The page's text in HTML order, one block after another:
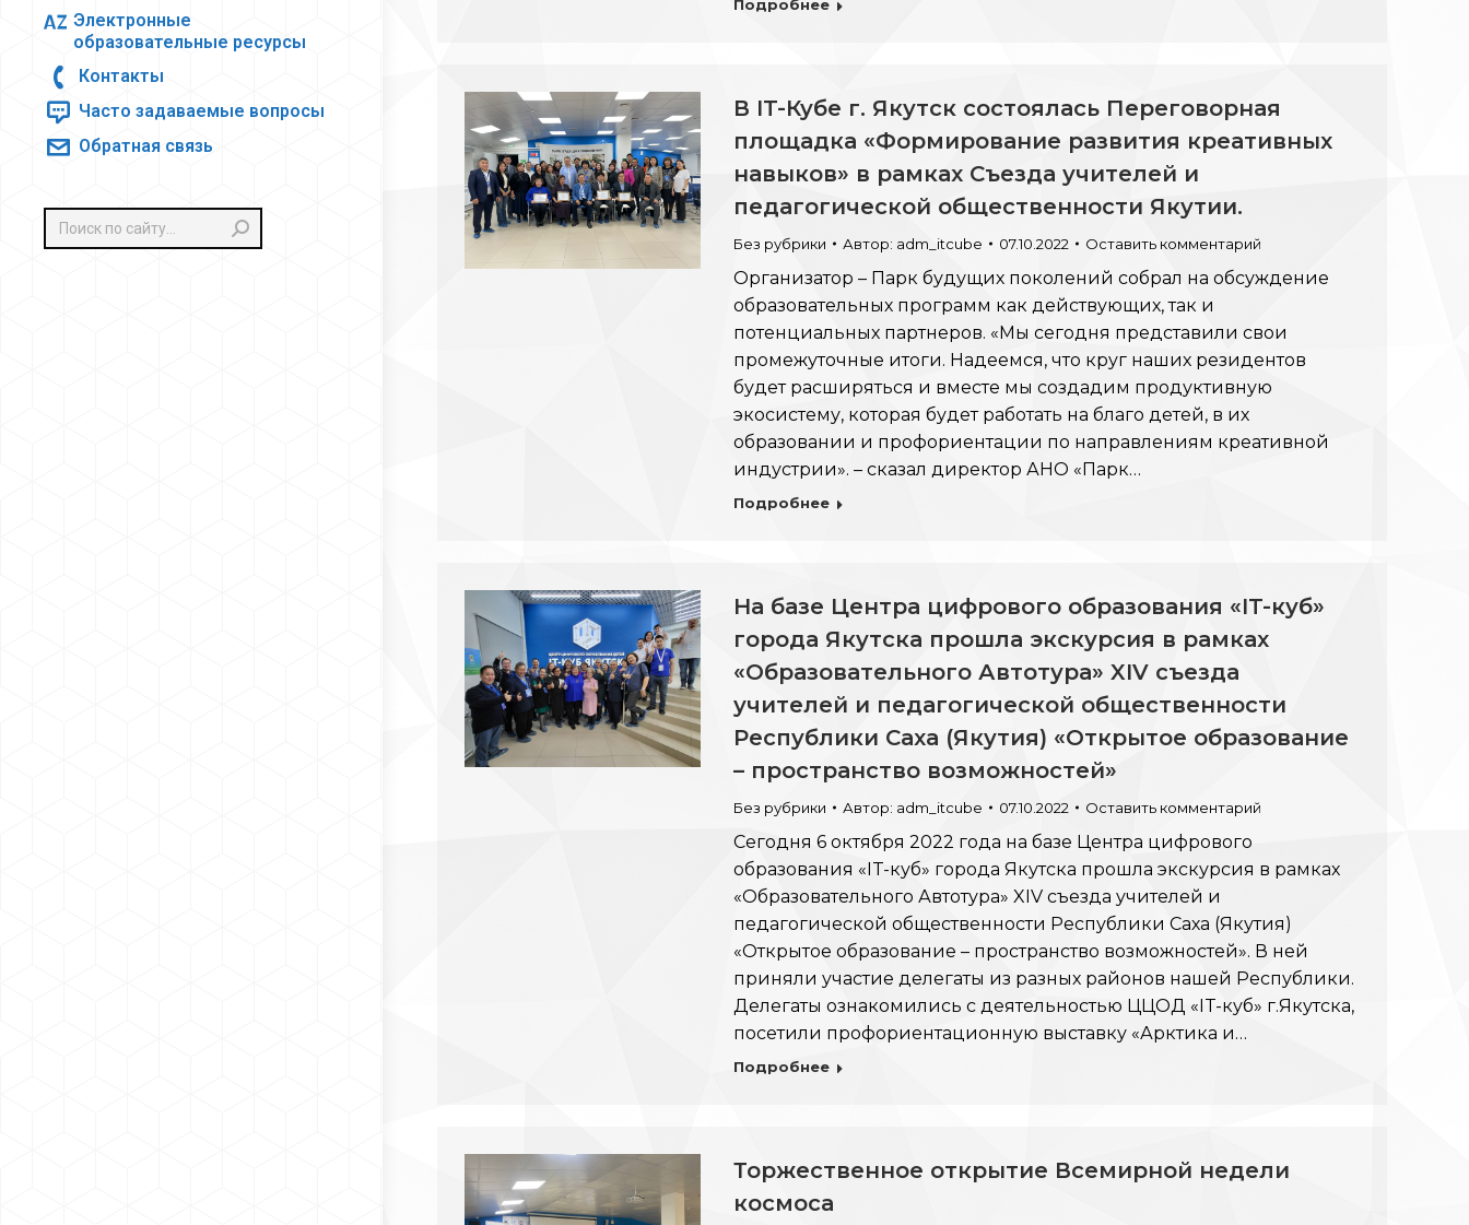
Электронные
образовательные ресурсы
Контакты
Часто задаваемые вопросы
Обратная связь
Поиск:
Подробнее
В IT-Кубе г. Якутск состоялась Переговорная
площадка «Формирование развития креативных
навыков» в рамках Съезда учителей и
педагогической общественности Якутии.
Без рубрики Автор: adm_itcube 07.10.2022 Оставить комментарий
Организатор – Парк будущих поколений собрал на обсуждение
образовательных программ как действующих, так и
потенциальных партнеров. «Мы сегодня представили свои
промежуточные итоги. Надеемся, что круг наших резидентов
будет расширяться и вместе мы создадим продуктивную
экосистему, которая будет работать на благо детей, в их
образовании и профориентации по направлениям креативной
индустрии». – сказал директор АНО «Парк…
Подробнее
На базе Центра цифрового образования «IT-куб»
города Якутска прошла экскурсия в рамках
«Образовательного Автотура» XIV съезда
учителей и педагогической общественности
Республики Саха (Якутия) «Открытое образование
– пространство возможностей»
Без рубрики Автор: adm_itcube 07.10.2022 Оставить комментарий
Сегодня 6 октября 2022 года на базе Центра цифрового
образования «IT-куб» города Якутска прошла экскурсия в рамках
«Образовательного Автотура» XIV съезда учителей и
педагогической общественности Республики Саха (Якутия)
«Открытое образование – пространство возможностей». В ней
приняли участие делегаты из разных районов нашей Республики.
Делегаты ознакомились с деятельностью ЦЦОД «IT-куб» г.Якутска,
посетили профориентационную выставку «Арктика и…
Подробнее
Торжественное открытие Всемирной недели
космоса